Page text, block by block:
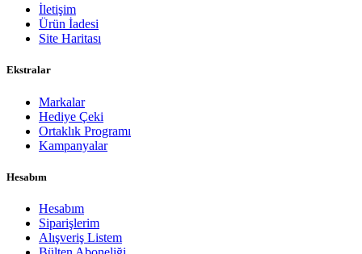
İletişim
Ürün İadesi
Site Haritası
Ekstralar
Markalar
Hediye Çeki
Ortaklık Programı
Kampanyalar
Hesabım
Hesabım
Siparişlerim
Alışveriş Listem